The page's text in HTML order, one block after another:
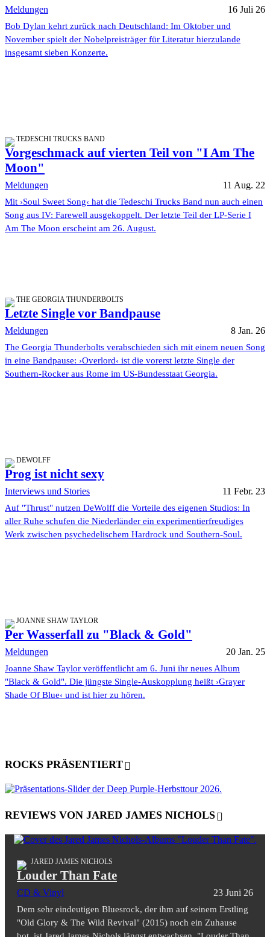
Meldungen 16 Juli 26
Bob Dylan kehrt zurück nach Deutschland: Im Oktober und
November spielt der Nobelpreisträger für Literatur hierzulande
insgesamt sieben Konzerte.
TEDESCHI TRUCKS BAND
Vorgeschmack auf vierten Teil von "I Am The
Moon"
Meldungen 11 Aug. 22
Mit ›Soul Sweet Song‹ hat die Tedeschi Trucks Band nun auch einen
Song aus IV: Farewell ausgekoppelt. Der letzte Teil der LP-Serie I
Am The Moon erscheint am 26. August.
THE GEORGIA THUNDERBOLTS
Letzte Single vor Bandpause
Meldungen 8 Jan. 26
The Georgia Thunderbolts verabschieden sich mit einem neuen Song
in eine Bandpause: ›Overlord‹ ist die vorerst letzte Single der
Southern-Rocker aus Rome im US-Bundesstaat Georgia.
DEWOLFF
Prog ist nicht sexy
Interviews und Stories 11 Febr. 23
Auf "Thrust" nutzen DeWolff die Vorteile des eigenen Studios: In
aller Ruhe schufen die Niederländer ein experimentierfreudiges
Werk zwischen psychedelischem Hardrock und Southern-Soul.
JOANNE SHAW TAYLOR
Per Wasserfall zu "Black & Gold"
Meldungen 20 Jan. 25
Joanne Shaw Taylor veröffentlicht am 6. Juni ihr neues Album
"Black & Gold". Die jüngste Single-Auskopplung heißt ›Grayer
Shade Of Blue‹ und ist hier zu hören.
ROCKS PRÄSENTIERT
REVIEWS VON JARED JAMES NICHOLS
JARED JAMES NICHOLS
Louder Than Fate
CD & Vinyl 23 Juni 26
Dem sehr eindeutigen Bluesrock, der ihm auf seinem Erstling
"Old Glory & The Wild Revival" (2015) noch ein Zuhause